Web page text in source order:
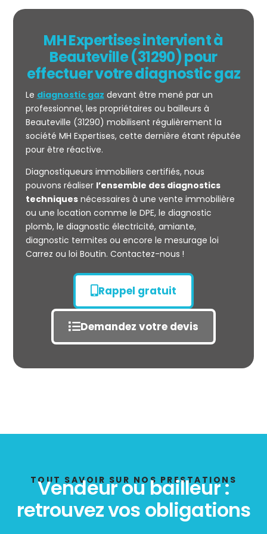
Mesurage
CARREZ
POLLUTION
MH Expertises intervient à
Beauteville (31290) pour
effectuer votre diagnostic gaz
Le diagnostic gaz devant être mené par un
professionnel, les propriétaires ou bailleurs à
Beauteville (31290) mobilisent régulièrement la
société MH Expertises, cette dernière étant réputée
pour être réactive.
Diagnostiqueurs immobiliers certifiés, nous
pouvons réaliser l’ensemble des diagnostics
techniquesnécessaires à une vente immobilière
ou une location comme le DPE, le diagnostic
plomb, le diagnostic électricité, amiante,
diagnostic termites ou encore le mesurage loi
Carrez ou loi Boutin. Contactez-nous !
Rappel gratuit
Demandez votre devis
TOUT SAVOIR SUR NOS PRESTATIONS
Vendeur ou bailleur :
retrouvez vos obligations